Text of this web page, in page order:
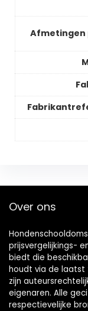
Afmetingen
Over ons
prijsvergelijkings-
biedt die
houdt via de laatst
zijn
eigenaren. Alle
respectievelijke